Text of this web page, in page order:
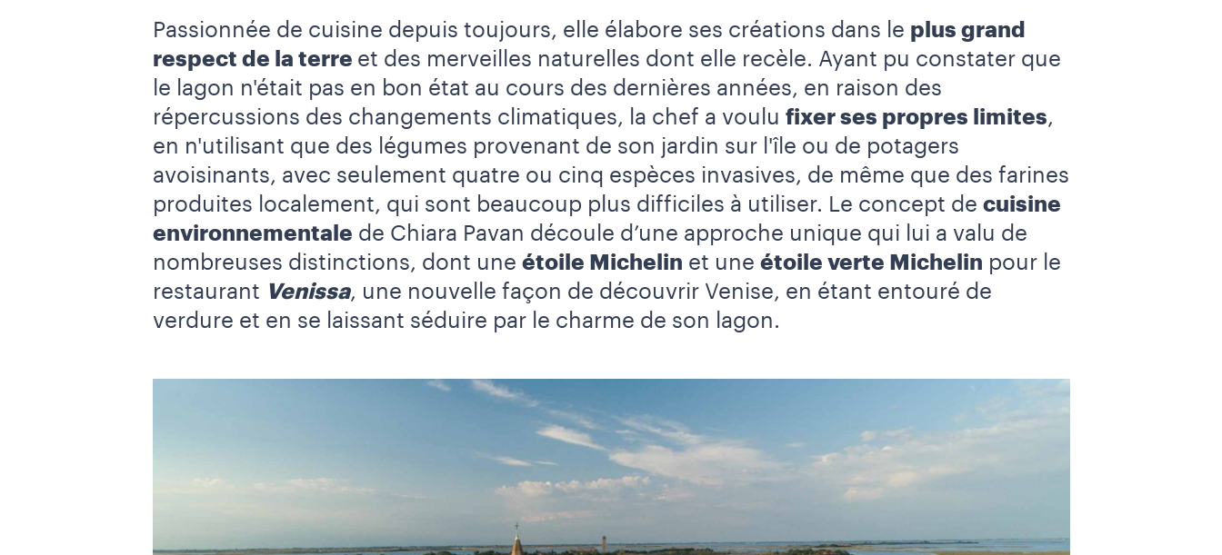
Passionnée de cuisine depuis toujours, elle élabore ses créations dans le plus grand
respect de la terre et des merveilles naturelles dont elle recèle. Ayant pu constater que
le lagon n'était pas en bon état au cours des dernières années, en raison des
répercussions des changements climatiques, la chef a voulu fixer ses propres limites,
en n'utilisant que des légumes provenant de son jardin sur l'île ou de potagers
avoisinants, avec seulement quatre ou cinq espèces invasives, de même que des farines
produites localement, qui sont beaucoup plus difficiles à utiliser. Le concept de cuisine
environnementale de Chiara Pavan découle d’une approche unique qui lui a valu de
nombreuses distinctions, dont une étoile Michelin et une étoile verte Michelin pour le
restaurant Venissa, une nouvelle façon de découvrir Venise, en étant entouré de
verdure et en se laissant séduire par le charme de son lagon.